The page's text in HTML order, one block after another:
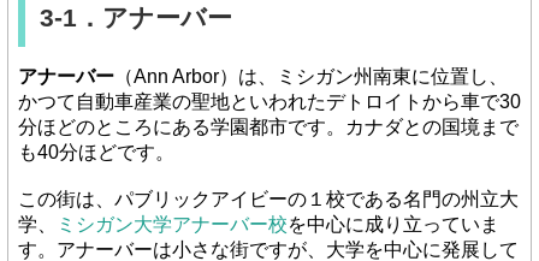
3-1．アナーバー
アナーバー （Ann Arbor）は、ミシガン州南東に位置し、
かつて自動車産業の聖地といわれたデトロイトから車で30
分ほどのところにある学園都市です。カナダとの国境まで
も40分ほどです。
この街は、パブリックアイビーの１校である名門の州立大
学、
ミシガン大学アナーバー校を中心に成り立っていま
す。アナーバーは小さな街ですが、大学を中心に発展して